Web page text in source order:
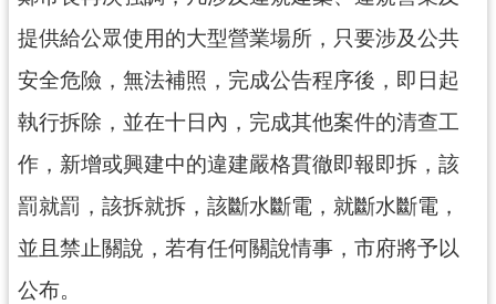
私
權
政
策
網
站
安
全
政
策
提供給公眾使用的大型營業場所，只要涉及公共
安全危險，無法補照，完成公告程序後，即日起
執行拆除，並在十日內，完成其他案件的清查工
作，新增或興建中的違建嚴格貫徹即報即拆，該
罰就罰，該拆就拆，該斷水斷電，就斷水斷電，
並且禁止關說，若有任何關說情事，市府將予以
公布。